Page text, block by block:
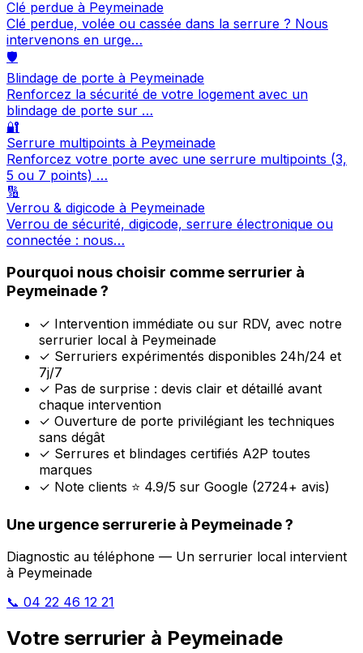
Clé perdue à Peymeinade
Clé perdue, volée ou cassée dans la serrure ? Nous
intervenons en urge…
🛡️
Blindage de porte à Peymeinade
Renforcez la sécurité de votre logement avec un
blindage de porte sur …
🔐
Serrure multipoints à Peymeinade
Renforcez votre porte avec une serrure multipoints (3,
5 ou 7 points) …
🔢
Verrou & digicode à Peymeinade
Verrou de sécurité, digicode, serrure électronique ou
connectée : nous…
Pourquoi nous choisir comme serrurier à
Peymeinade ?
✓ Intervention immédiate ou sur RDV, avec notre
serrurier local à Peymeinade
✓ Serruriers expérimentés disponibles 24h/24 et
7j/7
✓ Pas de surprise : devis clair et détaillé avant
chaque intervention
✓ Ouverture de porte privilégiant les techniques
sans dégât
✓ Serrures et blindages certifiés A2P toutes
marques
✓ Note clients ⭐ 4.9/5 sur Google (2724+ avis)
Une urgence serrurerie à Peymeinade ?
Diagnostic au téléphone — Un serrurier local intervient
à Peymeinade
📞 04 22 46 12 21
Votre serrurier à Peymeinade